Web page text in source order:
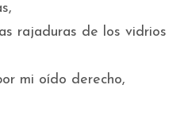
rajaduras de los vidrios
mi oído derecho,